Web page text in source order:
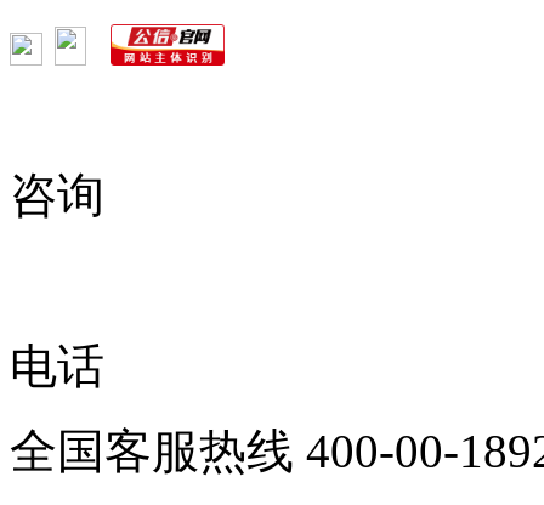
咨询
电话
全国客服热线 400-00-